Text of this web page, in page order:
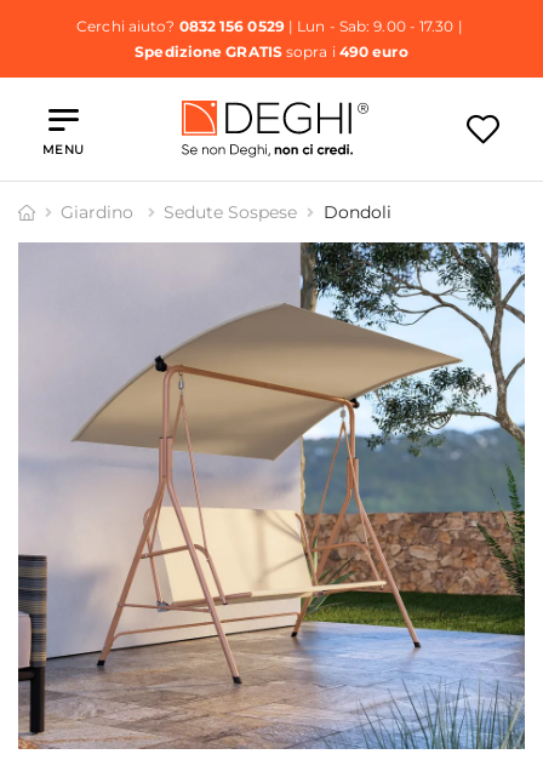
Cerchi aiuto? 0832 156 0529| Lun - Sab: 9.00 - 17.30 |
Spedizione GRATISsopra i 490 euro
MENU
Giardino Sedute Sospese Dondoli